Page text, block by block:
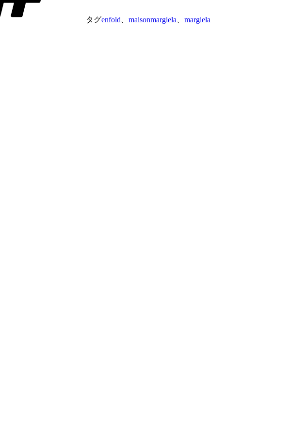
タグenfold maisonmargiela margiela